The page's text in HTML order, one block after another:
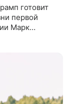
готовит
первой
Марк